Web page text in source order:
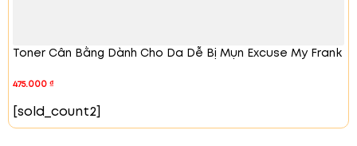
lượng vừa đủ và thoa đều lên mặt và cổ.
Thoa 2-3 lớp để cung cấp thêm độ ẩm
Vì sao sản phẩm được yêu thích:
Sản phẩm Thuần chay 100%, đạt chứng nhận
Toner Cân Bằng Dành Cho Da Dễ Bị Mụn Excuse My Frank
475.000₫
[sold_count2]